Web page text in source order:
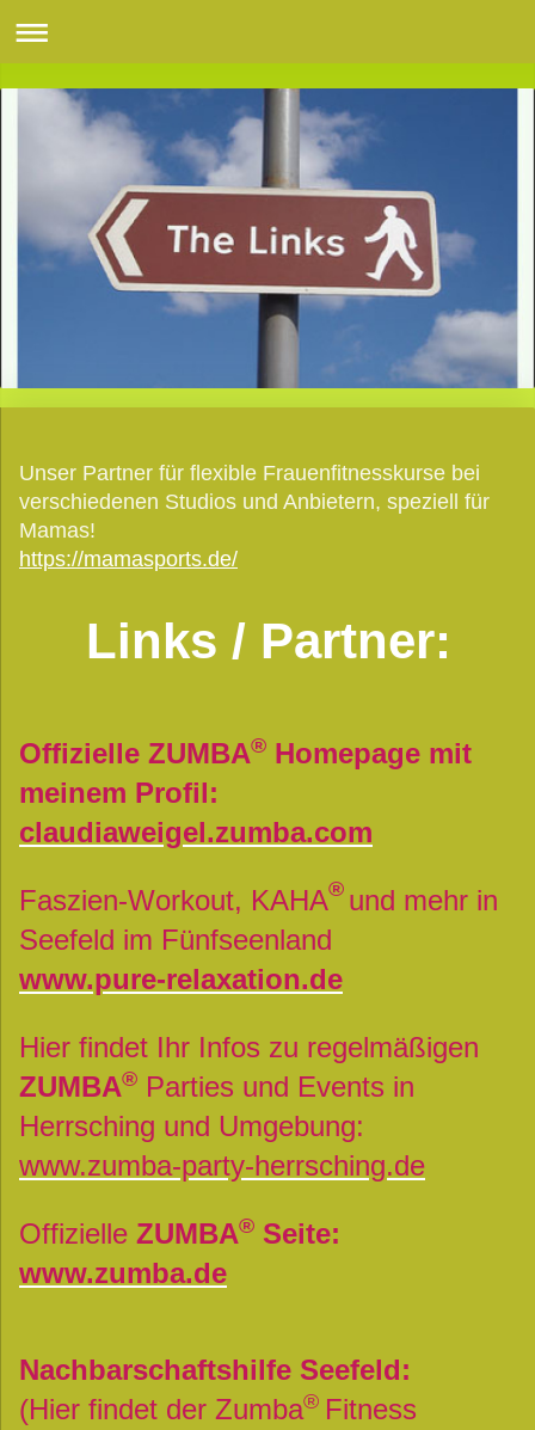
Unser Partner für flexible Frauenfitnesskurse bei
verschiedenen Studios und Anbietern, speziell für
Mamas!
https://mamasports.de/
Links / Partner:
Offizielle ZUMBA® Homepage mit
meinem Profil:
claudiaweigel.zumba.com
Faszien-Workout, KAHA® und mehr in
Seefeld im Fünfseenland
www.pure-relaxation.de
Hier findet Ihr Infos zu regelmäßigen
ZUMBA® Parties und Events in
Herrsching und Umgebung:
www.zumba-party-herrsching.de
Offizielle ZUMBA® Seite:
www.zumba.de
Nachbarschaftshilfe Seefeld:
(Hier findet der Zumba® Fitness